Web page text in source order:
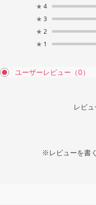
★ 4
★ 3
★ 2
★ 1
ユーザーレビュー （0）
レビュ
※レビューを書